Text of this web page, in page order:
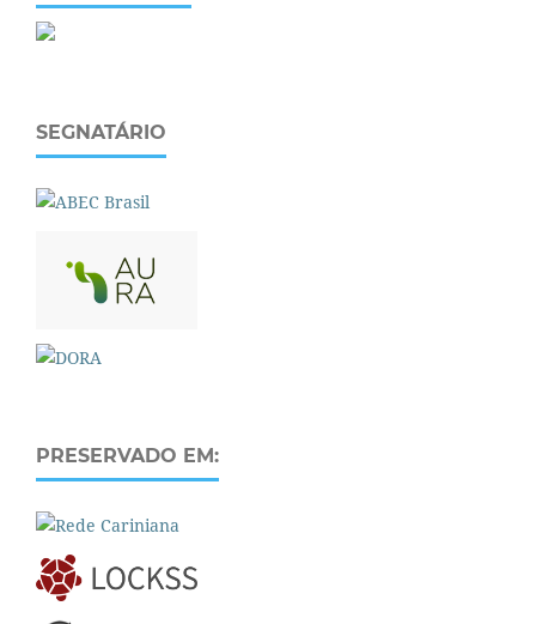
SEGNATÁRIO
PRESERVADO EM: